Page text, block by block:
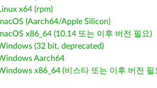
x64 (rpm)
(Aarch64/Apple Silicon)
x86_64 (10.14 또는 이후 버전 필요)
(32 bit, deprecated)
Aarch64
x86_64 (비스타 또는 이후 버전 필